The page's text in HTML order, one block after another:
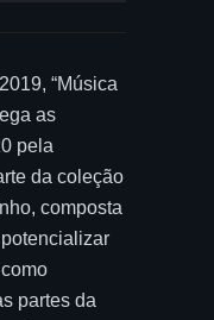
“Música
as
pela
da coleção
composta
partes da